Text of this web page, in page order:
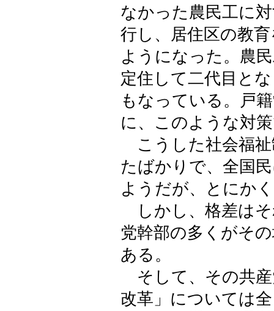
なかった農民工に
行し、居住区の教
ようになった。農
定住して二代目と
もなっている。戸
に、このような対
こうした社会福祉
たばかりで、全国
ようだが、とにか
しかし、格差はそ
党幹部の多くがそ
ある。
そして、その共産
改革」については